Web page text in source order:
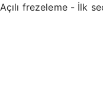
Açılı frezeleme - İlk